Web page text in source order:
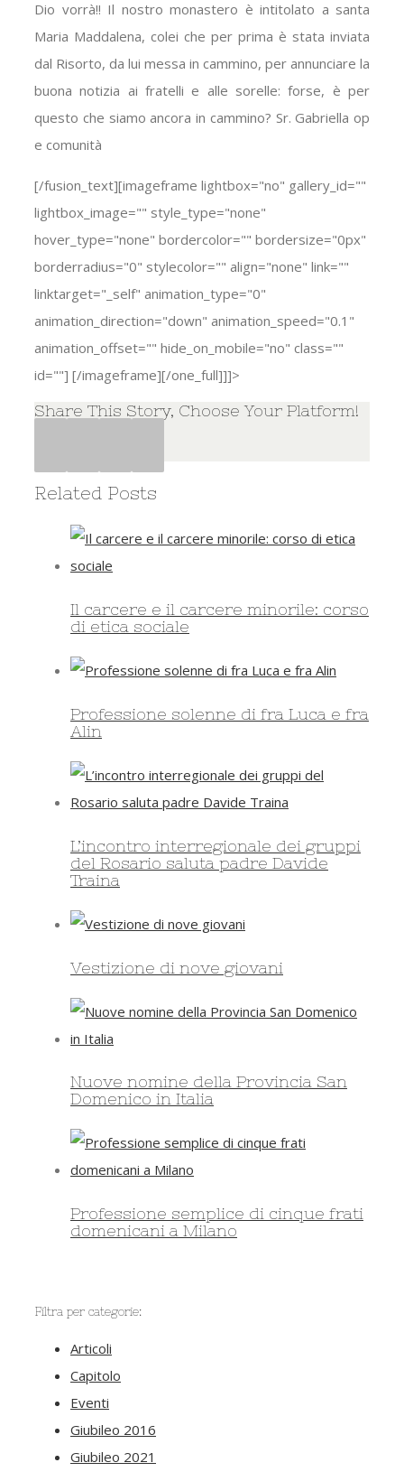
Dio vorrà!! Il nostro monastero è intitolato a santa
Maria Maddalena, colei che per prima è stata inviata
dal Risorto, da lui messa in cammino, per annunciare la
buona notizia ai fratelli e alle sorelle: forse, è per
questo che siamo ancora in cammino? Sr. Gabriella op
e comunità
[/fusion_text][imageframe lightbox="no" gallery_id=""
lightbox_image="" style_type="none"
hover_type="none" bordercolor="" bordersize="0px"
borderradius="0" stylecolor="" align="none" link=""
linktarget="_self" animation_type="0"
animation_direction="down" animation_speed="0.1"
animation_offset="" hide_on_mobile="no" class=""
id=""] [/imageframe][/one_full]]]>
Share This Story, Choose Your Platform!
Related Posts
Il carcere e il carcere minorile: corso
di etica sociale
Professione solenne di fra Luca e fra
Alin
L’incontro interregionale dei gruppi
del Rosario saluta padre Davide
Traina
Vestizione di nove giovani
Nuove nomine della Provincia San
Domenico in Italia
Professione semplice di cinque frati
domenicani a Milano
Filtra per categorie:
Articoli
Capitolo
Eventi
Giubileo 2016
Giubileo 2021